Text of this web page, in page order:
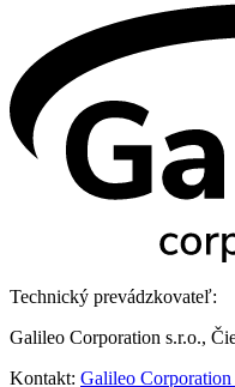
Technický prevádzkovateľ:
Galileo Corporation s.r.o.,
Kontakt: Galileo Corporation